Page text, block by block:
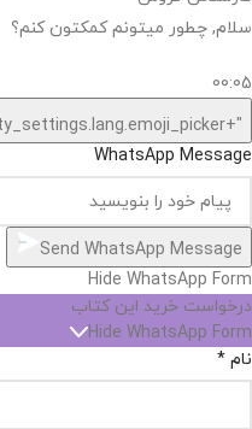
اگر
نیست,
شاید
بتونیم
تهیه
Open
chaty
Hide
chaty
ارسال پیام در واتساپ
کارشناس فروش
سلام, چطور میتونم کمکتون کنم؟